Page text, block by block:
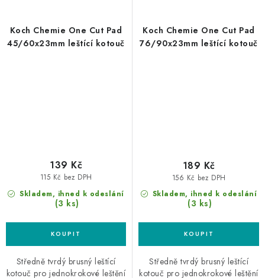
Koch Chemie One Cut Pad
45/60x23mm leštící kotouč
Skladem, ihned k odeslání
(3 ks)
115 Kč bez DPH
139 Kč
Středně tvrdý brusný leštící
kotouč pro jednokrokové leštění
Koch Chemie One Cut Pad
76/90x23mm leštící kotouč
Skladem, ihned k odeslání
(3 ks)
156 Kč bez DPH
189 Kč
Středně tvrdý brusný leštící
kotouč pro jednokrokové leštění